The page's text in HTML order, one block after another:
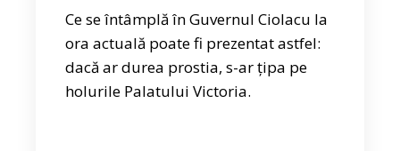
Ce se întâmplă în Guvernul Ciolacu la
ora actuală poate fi prezentat astfel:
dacă ar durea prostia, s-ar țipa pe
holurile Palatului Victoria.